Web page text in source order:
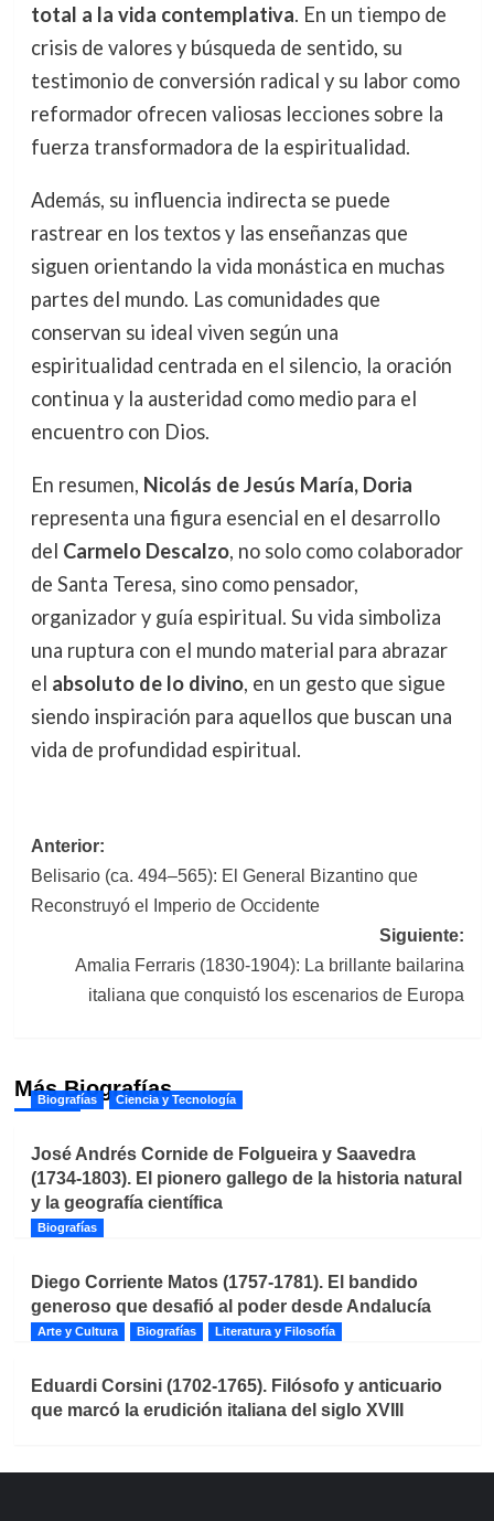
total a la vida contemplativa. En un tiempo de
crisis de valores y búsqueda de sentido, su
testimonio de conversión radical y su labor como
reformador ofrecen valiosas lecciones sobre la
fuerza transformadora de la espiritualidad.
Además, su influencia indirecta se puede
rastrear en los textos y las enseñanzas que
siguen orientando la vida monástica en muchas
partes del mundo. Las comunidades que
conservan su ideal viven según una
espiritualidad centrada en el silencio, la oración
continua y la austeridad como medio para el
encuentro con Dios.
En resumen, Nicolás de Jesús María, Doria
representa una figura esencial en el desarrollo
del Carmelo Descalzo, no solo como colaborador
de Santa Teresa, sino como pensador,
organizador y guía espiritual. Su vida simboliza
una ruptura con el mundo material para abrazar
el absoluto de lo divino, en un gesto que sigue
siendo inspiración para aquellos que buscan una
vida de profundidad espiritual.
Navegación
de
entradas
Anterior:
Belisario (ca. 494–565): El General Bizantino que
Reconstruyó el Imperio de Occidente
Siguiente:
Amalia Ferraris (1830-1904): La brillante bailarina
italiana que conquistó los escenarios de Europa
Más Biografías
Biografías Ciencia y Tecnología
José Andrés Cornide de Folgueira y Saavedra
(1734-1803). El pionero gallego de la historia natural
y la geografía científica
Biografías
Diego Corriente Matos (1757-1781). El bandido
generoso que desafió al poder desde Andalucía
Arte y Cultura Biografías Literatura y Filosofía
Eduardi Corsini (1702-1765). Filósofo y anticuario
que marcó la erudición italiana del siglo XVIII